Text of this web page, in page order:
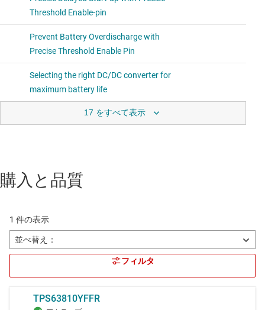
17 をすべて表示
購入と品質